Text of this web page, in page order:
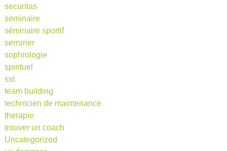
securitas
seminaire
séminaire sportif
serrurier
sophrologie
spirituel
sst
team building
technicien de maintenance
therapie
trouver un coach
Uncategorized